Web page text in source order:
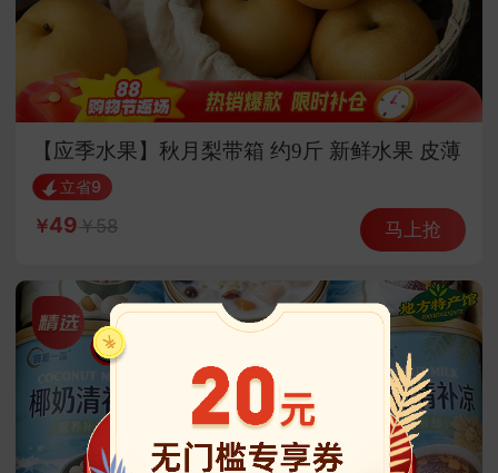
【应季水果】秋月梨带箱 约9斤 新鲜水果 皮薄
脆甜立省9
49 58 马上抢